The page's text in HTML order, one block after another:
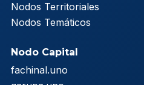
Nodos Territoriales
Nodos Temáticos
Nodo Capital
fachinal.uno